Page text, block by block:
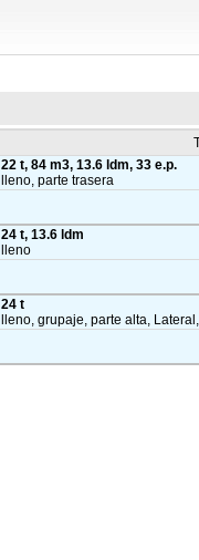
22 t, 84 m3, 13.6 ldm, 33 e.p.
lleno, parte trasera
24 t, 13.6 ldm
lleno
24 t
lleno, grupaje, parte alta,